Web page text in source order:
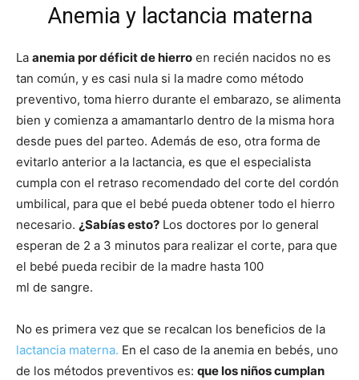
Anemia y lactancia materna
La anemia por déficit de hierro en recién nacidos no es
tan común, y es casi nula si la madre como método
preventivo, toma hierro durante el embarazo, se alimenta
bien y comienza a amamantarlo dentro de la misma hora
desde pues del parteo. Además de eso, otra forma de
evitarlo anterior a la lactancia, es que el especialista
cumpla con el retraso recomendado del corte del cordón
umbilical, para que el bebé pueda obtener todo el hierro
necesario. ¿Sabías esto? Los doctores por lo general
esperan de 2 a 3 minutos para realizar el corte, para que
el bebé pueda recibir de la madre hasta 100
ml de sangre.
No es primera vez que se recalcan los beneficios de la
lactancia materna. En el caso de la anemia en bebés, uno
de los métodos preventivos es: que los niños cumplan